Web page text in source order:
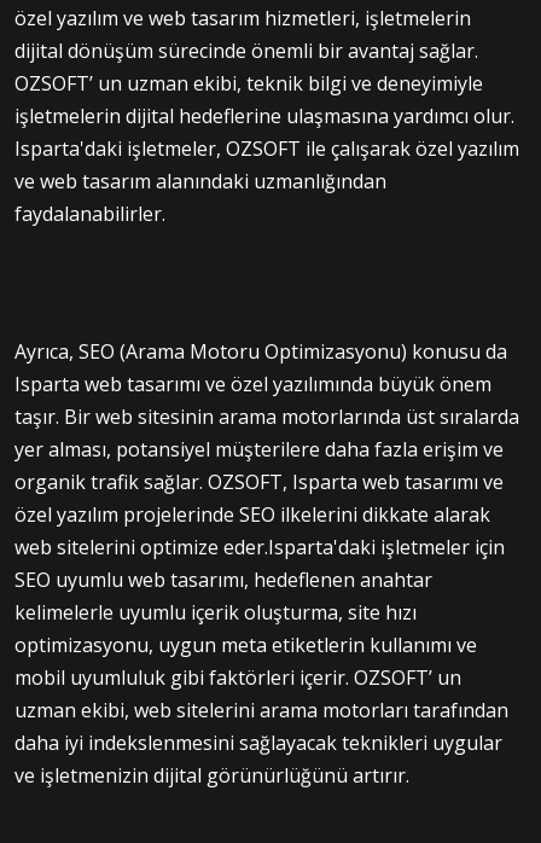
özel yazılım ve web tasarım hizmetleri, işletmelerin
dijital dönüşüm sürecinde önemli bir avantaj sağlar.
OZSOFT’ un uzman ekibi, teknik bilgi ve deneyimiyle
işletmelerin dijital hedeflerine ulaşmasına yardımcı olur.
Isparta'daki işletmeler, OZSOFT ile çalışarak özel yazılım
ve web tasarım alanındaki uzmanlığından
faydalanabilirler.
Ayrıca, SEO (Arama Motoru Optimizasyonu) konusu da
Isparta web tasarımı ve özel yazılımında büyük önem
taşır. Bir web sitesinin arama motorlarında üst sıralarda
yer alması, potansiyel müşterilere daha fazla erişim ve
organik trafik sağlar. OZSOFT, Isparta web tasarımı ve
özel yazılım projelerinde SEO ilkelerini dikkate alarak
web sitelerini optimize eder.Isparta'daki işletmeler için
SEO uyumlu web tasarımı, hedeflenen anahtar
kelimelerle uyumlu içerik oluşturma, site hızı
optimizasyonu, uygun meta etiketlerin kullanımı ve
mobil uyumluluk gibi faktörleri içerir. OZSOFT’ un
uzman ekibi, web sitelerini arama motorları tarafından
daha iyi indekslenmesini sağlayacak teknikleri uygular
ve işletmenizin dijital görünürlüğünü artırır.